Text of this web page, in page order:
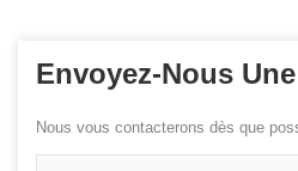
Envoyez-Nous
Nous vous contacterons dès que